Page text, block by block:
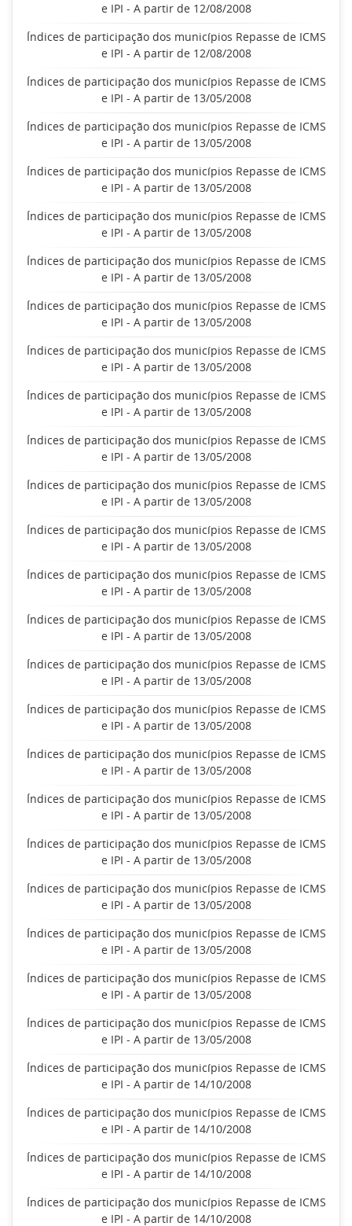
e IPI - A partir de 12/08/2008
Índices de participação dos municípios Repasse de ICMS
e IPI - A partir de 12/08/2008
Índices de participação dos municípios Repasse de ICMS
e IPI - A partir de 13/05/2008
Índices de participação dos municípios Repasse de ICMS
e IPI - A partir de 13/05/2008
Índices de participação dos municípios Repasse de ICMS
e IPI - A partir de 13/05/2008
Índices de participação dos municípios Repasse de ICMS
e IPI - A partir de 13/05/2008
Índices de participação dos municípios Repasse de ICMS
e IPI - A partir de 13/05/2008
Índices de participação dos municípios Repasse de ICMS
e IPI - A partir de 13/05/2008
Índices de participação dos municípios Repasse de ICMS
e IPI - A partir de 13/05/2008
Índices de participação dos municípios Repasse de ICMS
e IPI - A partir de 13/05/2008
Índices de participação dos municípios Repasse de ICMS
e IPI - A partir de 13/05/2008
Índices de participação dos municípios Repasse de ICMS
e IPI - A partir de 13/05/2008
Índices de participação dos municípios Repasse de ICMS
e IPI - A partir de 13/05/2008
Índices de participação dos municípios Repasse de ICMS
e IPI - A partir de 13/05/2008
Índices de participação dos municípios Repasse de ICMS
e IPI - A partir de 13/05/2008
Índices de participação dos municípios Repasse de ICMS
e IPI - A partir de 13/05/2008
Índices de participação dos municípios Repasse de ICMS
e IPI - A partir de 13/05/2008
Índices de participação dos municípios Repasse de ICMS
e IPI - A partir de 13/05/2008
Índices de participação dos municípios Repasse de ICMS
e IPI - A partir de 13/05/2008
Índices de participação dos municípios Repasse de ICMS
e IPI - A partir de 13/05/2008
Índices de participação dos municípios Repasse de ICMS
e IPI - A partir de 13/05/2008
Índices de participação dos municípios Repasse de ICMS
e IPI - A partir de 13/05/2008
Índices de participação dos municípios Repasse de ICMS
e IPI - A partir de 13/05/2008
Índices de participação dos municípios Repasse de ICMS
e IPI - A partir de 13/05/2008
Índices de participação dos municípios Repasse de ICMS
e IPI - A partir de 14/10/2008
Índices de participação dos municípios Repasse de ICMS
e IPI - A partir de 14/10/2008
Índices de participação dos municípios Repasse de ICMS
e IPI - A partir de 14/10/2008
Índices de participação dos municípios Repasse de ICMS
e IPI - A partir de 14/10/2008